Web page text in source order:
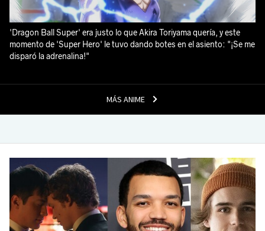
MÁS ANIME
'Dragon Ball Super' era justo lo que Akira Toriyama quería, y este
momento de 'Super Hero' le tuvo dando botes en el asiento: "¡Se me
disparó la adrenalina!"